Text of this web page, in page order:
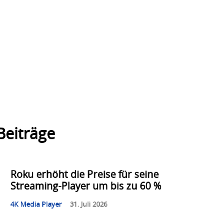
Roku erhöht die Preise für seine
Streaming-Player um bis zu 60 %
4K Media Player 31. Juli 2026